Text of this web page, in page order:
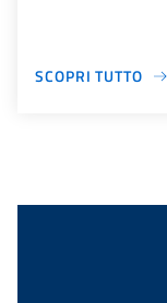
SCOPRI TUTTO